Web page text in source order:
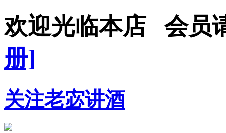
欢迎光临本店 会员
册]
关注老宓讲酒